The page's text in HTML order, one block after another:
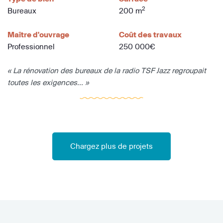
Bureaux
200 m2
Maître d'ouvrage
Professionnel
Coût des travaux
250 000€
« La rénovation des bureaux de la radio TSF Jazz regroupait
toutes les exigences... »
Chargez plus de projets